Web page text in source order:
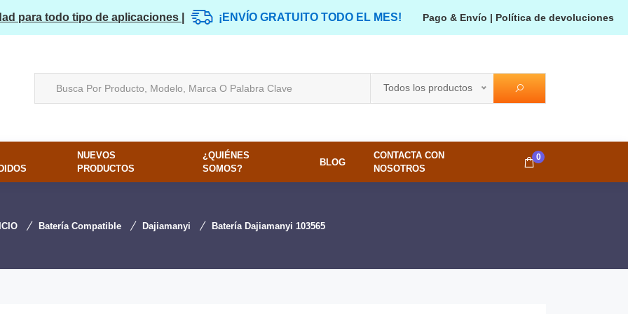
para todo tipo de aplicaciones | ¡ENVÍO GRATUITO TODO EL MES! Pago & Envío | Política de devoluciones
Todos los productos
NUEVOS
PRODUCTOS
¿QUIÉNES
SOMOS?
BLOG
CONTACTA CON
NOSOTROS
0
Batería Compatible Dajiamanyi Batería Dajiamanyi 103565